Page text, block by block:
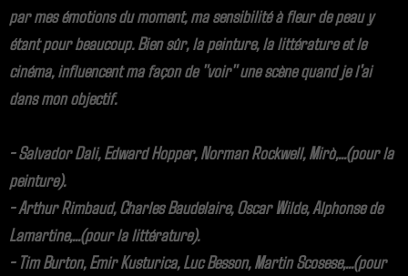
par mes émotions du moment, ma sensibilité à fleur de peau y
étant pour beaucoup. Bien sûr, la peinture, la littérature et le
cinéma, influencent ma façon de "voir" une scène quand je l'ai
dans mon objectif.
- Salvador Dali, Edward Hopper, Norman Rockwell, Mirò,...(pour la
peinture).
- Arthur Rimbaud, Charles Baudelaire, Oscar Wilde, Alphonse de
Lamartine,...(pour la littérature).
- Tim Burton, Emir Kusturica, Luc Besson, Martin Scosese,...(pour